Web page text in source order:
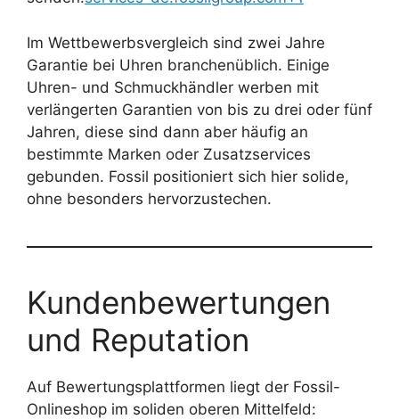
Im Wettbewerbsvergleich sind zwei Jahre
Garantie bei Uhren branchenüblich. Einige
Uhren- und Schmuckhändler werben mit
verlängerten Garantien von bis zu drei oder fünf
Jahren, diese sind dann aber häufig an
bestimmte Marken oder Zusatzservices
gebunden. Fossil positioniert sich hier solide,
ohne besonders hervorzustechen.
Kundenbewertungen
und Reputation
Auf Bewertungsplattformen liegt der Fossil-
Onlineshop im soliden oberen Mittelfeld: